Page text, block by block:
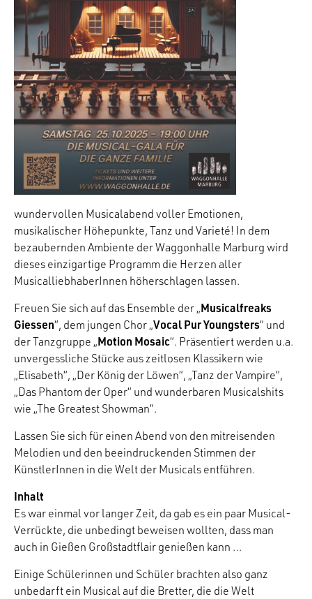
wundervollen Musicalabend voller Emotionen,
musikalischer Höhepunkte, Tanz und Varieté! In dem
bezaubernden Ambiente der Waggonhalle Marburg wird
dieses einzigartige Programm die Herzen aller
MusicalliebhaberInnen höherschlagen lassen.
Freuen Sie sich auf das Ensemble der „Musicalfreaks
Giessen“, dem jungen Chor „Vocal Pur Youngsters“ und
der Tanzgruppe „Motion Mosaic“. Präsentiert werden u.a.
unvergessliche Stücke aus zeitlosen Klassikern wie
„Elisabeth“, „Der König der Löwen“, „Tanz der Vampire“,
„Das Phantom der Oper“ und wunderbaren Musicalshits
wie „The Greatest Showman“.
Lassen Sie sich für einen Abend von den mitreisenden
Melodien und den beeindruckenden Stimmen der
KünstlerInnen in die Welt der Musicals entführen.
Inhalt
Es war einmal vor langer Zeit, da gab es ein paar Musical-
Verrückte, die unbedingt beweisen wollten, dass man
auch in Gießen Großstadtflair genießen kann …
Einige Schülerinnen und Schüler brachten also ganz
unbedarft ein Musical auf die Bretter, die die Welt